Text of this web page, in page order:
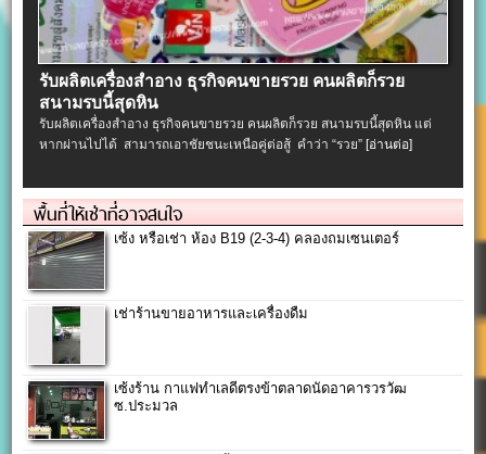
รับผลิตเครื่องสําอาง ธุรกิจคนขายรวย คนผลิตก็รวย
สนามรบนี้สุดหิน
รับผลิตเครื่องสําอาง ธุรกิจคนขายรวย คนผลิตก็รวย สนามรบนี้สุดหิน แต่
หากผ่านไปได้ สามารถเอาชัยชนะเหนือคู่ต่อสู้ คำว่า “รวย” [อ่านต่อ]
พื้นที่ให้เช่าที่อาจสนใจ
เซ้ง หรือเช่า ห้อง B19 (2-3-4) คลองถมเซนเตอร์
เช่าร้านขายอาหารและเครื่องดืม
เซ้งร้าน กาแฟทำเลดีตรงข้าตลาดนัดอาคารวรวัฒ
ซ.ประมวล